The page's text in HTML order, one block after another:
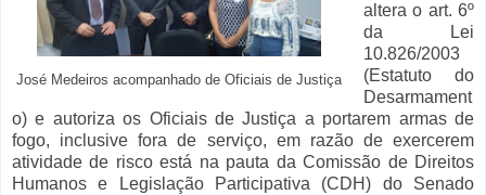
José Medeiros acompanhado de Oficiais de Justiça
altera o art. 6º
da Lei
10.826/2003
(Estatuto do
Desarmament
o) e autoriza os Oficiais de Justiça a portarem armas de
fogo, inclusive fora de serviço, em razão de exercerem
atividade de risco está na pauta da Comissão de Direitos
Humanos e Legislação Participativa (CDH) do Senado